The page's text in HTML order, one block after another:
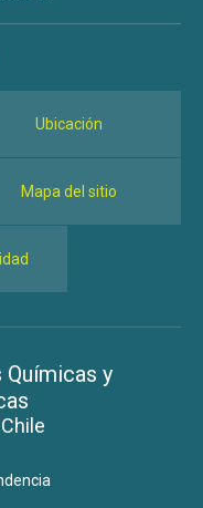
Ubicación
Mapa del sitio
Químicas y